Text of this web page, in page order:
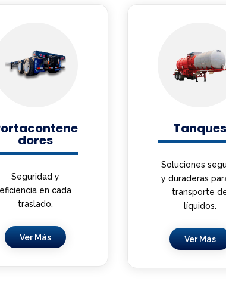
dores
Seguridad y
eficiencia en cada
traslado.
Ver Más
Tanques
Soluciones
y duraderas
transporte
líquidos.
Ver Más